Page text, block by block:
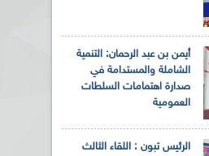
أيمن بن عبد الرحمان: التنمية
الشاملة والمستدامة في
صدارة اهتمامات السلطات
العمومية
الرئيس تبون : اللقاء الثالث